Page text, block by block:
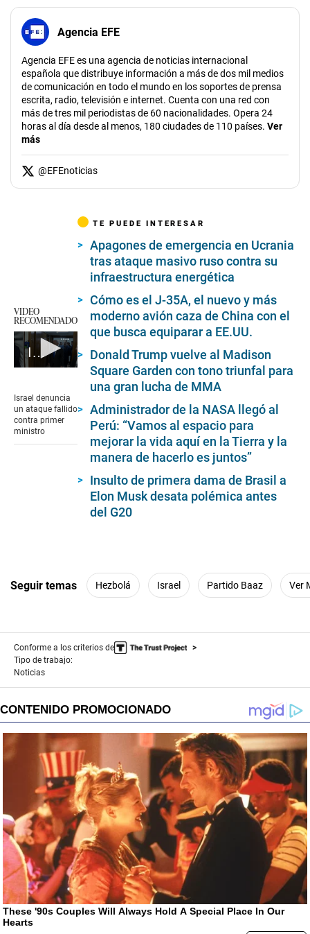
Agencia EFE
Agencia EFE es una agencia de noticias internacional
española que distribuye información a más de dos mil medios
de comunicación en todo el mundo en los soportes de prensa
escrita, radio, televisión e internet. Cuenta con una red con
más de tres mil periodistas de 60 nacionalidades. Opera 24
horas al día desde al menos, 180 ciudades de 110 países. Ver
más
@EFEnoticias
VIDEO
RECOMENDADO
Israel denuncia un ataque fallido contra primer ministro
of
56
seconds
Israel denuncia
un ataque fallido
contra primer
ministro
TE PUEDE INTERESAR
Apagones de emergencia en Ucrania
tras ataque masivo ruso contra su
infraestructura energética
Cómo es el J-35A, el nuevo y más
moderno avión caza de China con el
que busca equiparar a EE.UU.
Donald Trump vuelve al Madison
Square Garden con tono triunfal para
una gran lucha de MMA
Administrador de la NASA llegó al
Perú: “Vamos al espacio para
mejorar la vida aquí en la Tierra y la
manera de hacerlo es juntos”
Insulto de primera dama de Brasil a
Elon Musk desata polémica antes
del G20
Seguir temas Hezbolá Israel Partido Baaz Ver
Conforme a los criterios de
Tipo de trabajo:
Noticias